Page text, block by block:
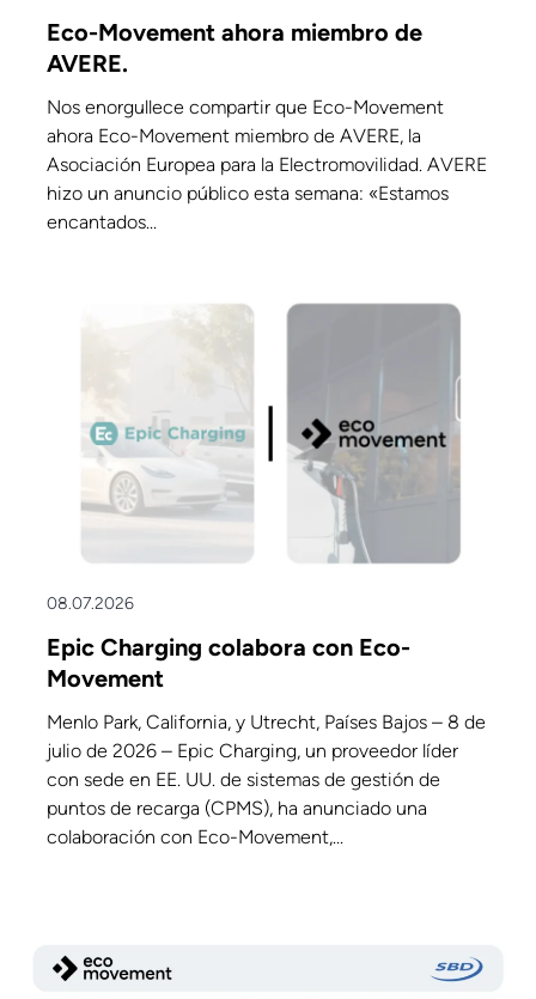
Eco-Movement ahora miembro de
AVERE.
Nos enorgullece compartir que Eco-Movement
ahora Eco-Movement miembro de AVERE, la
Asociación Europea para la Electromovilidad. AVERE
hizo un anuncio público esta semana: «Estamos
encantados...
08.07.2026
Epic Charging colabora con Eco-
Movement
Menlo Park, California, y Utrecht, Países Bajos – 8 de
julio de 2026 – Epic Charging, un proveedor líder
con sede en EE. UU. de sistemas de gestión de
puntos de recarga (CPMS), ha anunciado una
colaboración con Eco-Movement,...